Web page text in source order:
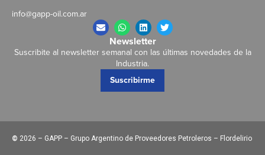
info@gapp-oil.com.ar
Newsletter
Suscribite al newsletter semanal con las últimas novedades de la
Industria.
Suscribirme
© 2026 – GAPP – Grupo Argentino de Proveedores Petroleros – Flordelirio